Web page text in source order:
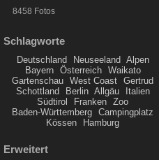
8458 Fotos
Schlagworte
Deutschland Neuseeland Alpen
Bayern
Österreich
Waikato
Gartenschau
West Coast
Gertrud
Schottland
Berlin Allgäu
Italien
Südtirol
Franken
Zoo
Baden-Württemberg
Campingplatz
Kössen
Hamburg
Erweitert